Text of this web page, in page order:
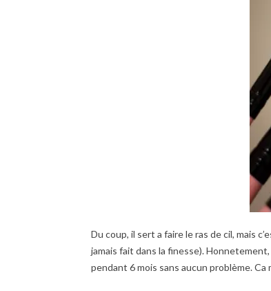
Du coup, il sert a faire le ras de cil, mais
jamais fait dans la finesse).
pendant 6 mois sans aucun problème.